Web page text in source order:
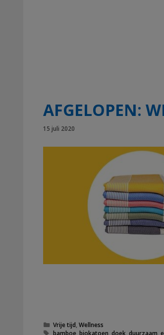
AFGELOPEN:
15 juli 2020
Categorieën
Vrije tijd,Wellness
Tags
bamboe,biokatoen,doek,duurzaam,